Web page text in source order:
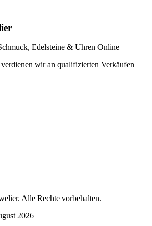
Edelsteine & Uhren Online
wir an qualifizierten Verkäufen
. Alle Rechte vorbehalten.
2026